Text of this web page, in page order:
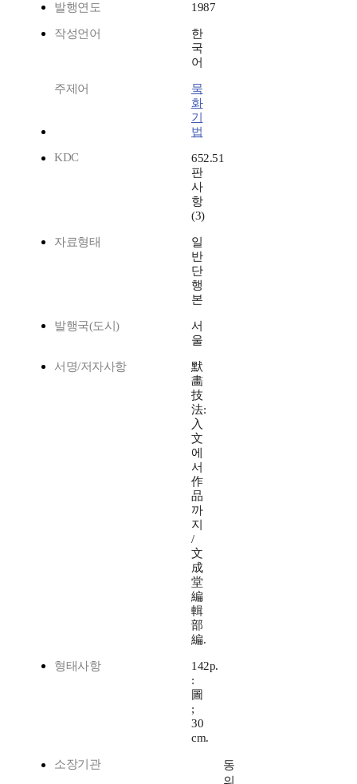
발행연도 1987
작성언어
한
국
어
주제어
묵
화
기
법
KDC
652.51
판
사
항
(3)
자료형태
일
반
단
행
본
발행국(도시)
서
울
서명/저자사항
默
畵
技
法:
入
文
에
서
作
品
까
지
/
文
成
堂
編
輯
部
編.
형태사항
142p.
:
圖
;
30
cm.
소장기관
동
의